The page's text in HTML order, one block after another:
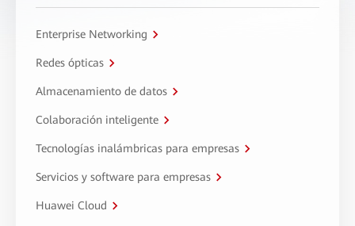
Enterprise Networking
Redes ópticas
Almacenamiento de datos
Colaboración inteligente
Tecnologías inalámbricas para empresas
Servicios y software para empresas
Huawei Cloud